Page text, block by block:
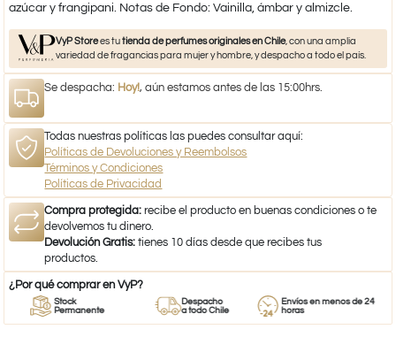
azúcar y frangipani. Notas de Fondo: Vainilla, ámbar y almizcle.
VyP Storees tutienda de perfumes originales en Chile, con una amplia
variedad de fragancias para mujer y hombre, y despacho a todo el país.
Se despacha: Hoy!, aún estamos antes de las 15:00hrs.
Todas nuestras políticas las puedes consultar aquí:
Políticas de Devoluciones y Reembolsos
Términos y Condiciones
Políticas de Privacidad
Compra protegida: recibe el producto en buenas condiciones o te
devolvemos tu dinero.
Devolución Gratis: tienes 10 días desde que recibes tus
productos.
¿Por qué comprar en VyP?
Stock
Permanente
Despacho
a todo Chile
Envíos en menos de 24
horas